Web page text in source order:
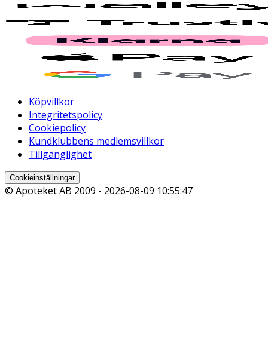
Köpvillkor
Integritetspolicy
Cookiepolicy
Kundklubbens medlemsvillkor
Tillgänglighet
Cookieinställningar
© Apoteket AB 2009 - 2026-08-09 10:55:47